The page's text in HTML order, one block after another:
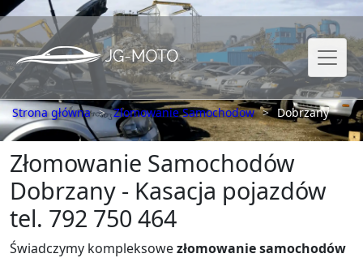
Strona główna Zlomowanie Samochodow Dobrzany
Złomowanie Samochodów
Dobrzany - Kasacja pojazdów
tel. 792 750 464
Świadczymy kompleksowezłomowanie samochodów